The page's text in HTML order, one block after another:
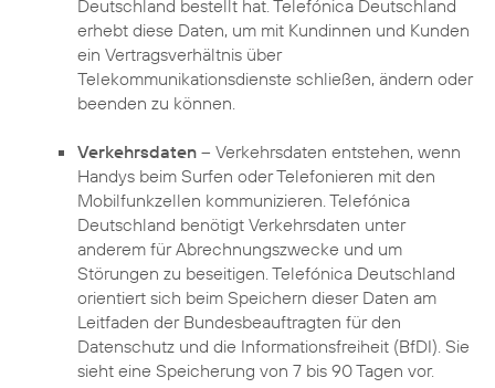
Deutschland bestellt hat. Telefónica Deutschland
erhebt diese Daten, um mit Kundinnen und Kunden
ein Vertragsverhältnis über
Telekommunikationsdienste schließen, ändern oder
beenden zu können.
Verkehrsdaten – Verkehrsdaten entstehen, wenn
Handys beim Surfen oder Telefonieren mit den
Mobilfunkzellen kommunizieren. Telefónica
Deutschland benötigt Verkehrsdaten unter
anderem für Abrechnungszwecke und um
Störungen zu beseitigen. Telefónica Deutschland
orientiert sich beim Speichern dieser Daten am
Leitfaden der Bundesbeauftragten für den
Datenschutz und die Informationsfreiheit (BfDI). Sie
sieht eine Speicherung von 7 bis 90 Tagen vor.